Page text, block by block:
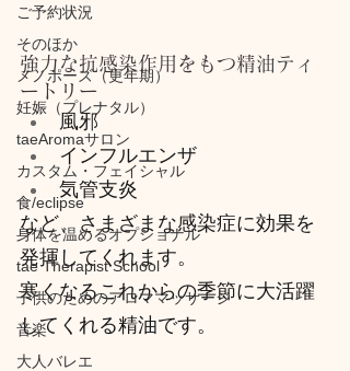
ご予約状況
そのほか
メノポーズ（更年期）
妊娠（プレナタル）
taeAromaサロン
カスタム・フェイシャル
食/eclipse
身体を温めるオプショナル
tae Therapist School
子供のためのアロママッサージ
音楽
大人バレエ
強力な抗感染作用をもつ精油ティ
ートリー
風邪
インフルエンザ
気管支炎
など、さまざまな感染症に効果を
発揮してくれます。
寒くなるこれからの季節に大活躍
してくれる精油です。